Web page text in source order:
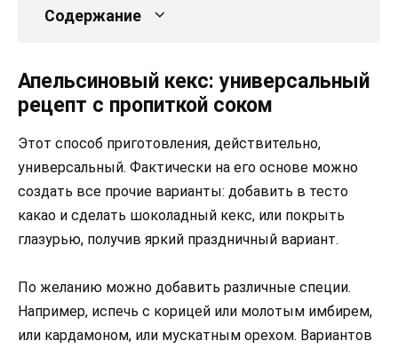
Содержание
Апельсиновый кекс: универсальный
рецепт с пропиткой соком
Этот способ приготовления, действительно,
универсальный. Фактически на его основе можно
создать все прочие варианты: добавить в тесто
какао и сделать шоколадный кекс, или покрыть
глазурью, получив яркий праздничный вариант.
По желанию можно добавить различные специи.
Например, испечь с корицей или молотым имбирем,
или кардамоном, или мускатным орехом. Вариантов